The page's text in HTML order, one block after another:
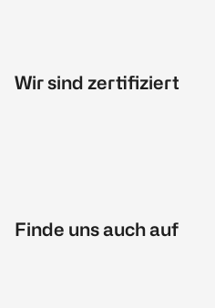
Wir sind zertifiziert
Finde uns auch auf